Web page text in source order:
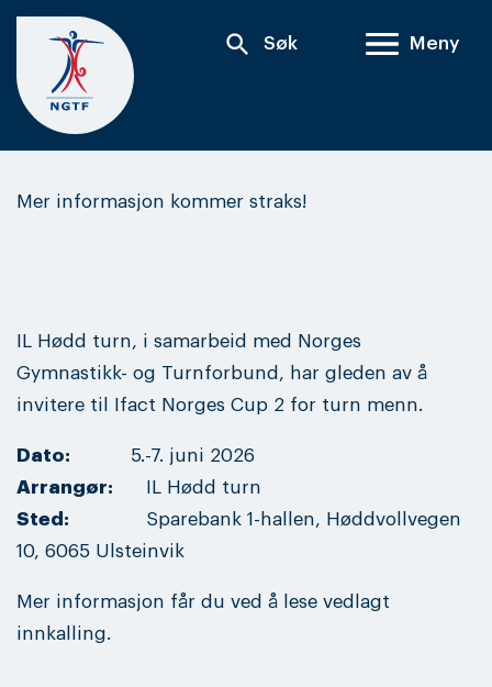
Skip
content
search Søk Meny
Mer informasjon kommer straks!
IL Hødd turn, i samarbeid med Norges
Gymnastikk- og Turnforbund, har gleden av å
invitere til Ifact Norges Cup 2 for turn menn.
Dato: 5.-7. juni 2026
Arrangør: IL Hødd turn
Sted: Sparebank 1-hallen, Høddvollvegen
10, 6065 Ulsteinvik
Mer informasjon får du ved å lese vedlagt
innkalling.